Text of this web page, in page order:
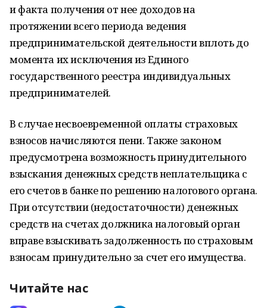
и факта получения от нее доходов на
протяжении всего периода ведения
предпринимательской деятельности вплоть до
момента их исключения из Единого
государственного реестра индивидуальных
предпринимателей.
В случае несвоевременной оплаты страховых
взносов начисляются пени. Также законом
предусмотрена возможность принудительного
взыскания денежных средств неплательщика с
его счетов в банке по решению налогового органа.
При отсутствии (недостаточности) денежных
средств на счетах должника налоговый орган
вправе взыскивать задолженность по страховым
взносам принудительно за счет его имущества.
Читайте нас